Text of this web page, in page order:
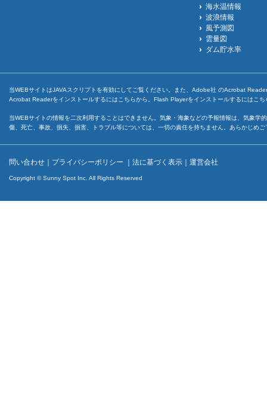
海水温情報
波浪情報
風予測図
雲量図
ダム貯水率
当WEBサイトはJAVAスクリプトを有効にしてご覧ください。また、Adobe社 のAcrobat
Acrobat Readerをインストールするには こちらから。Flash Playerをインストールするには こち
当WEBサイトの情報を二次利用することはできません。気象・海象などの予報情報は、気象
傷、死亡、事故、損失、損害、トラブル等については、一切の責任を持ちません。あらかじめ
問い合わせ ｜ プライバシーポリシー ｜ 法に基づく表示 ｜ 運営会社
Copyright © Sunny Spot Inc. All Rights Reserved